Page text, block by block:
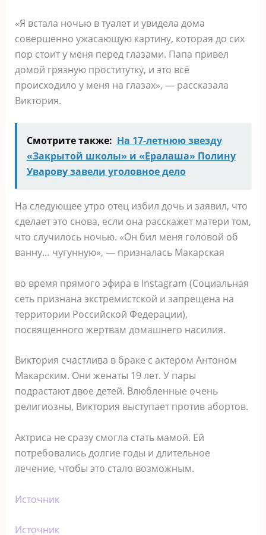
«Я встала ночью в туалет и увидела дома
совершенно ужасающую картину, которая до сих
пор стоит у меня перед глазами. Папа привел
домой грязную проститутку, и это всё
происходило у меня на глазах», — рассказала
Виктория.
Смотрите также: На 17-летнюю звезду
«Закрытой школы» и «Ералаша» Полину
Уварову завели уголовное дело
На следующее утро отец избил дочь и заявил, что
сделает это снова, если она расскажет матери том,
что случилось ночью. «Он бил меня головой об
ванну… чугунную», — призналась Макарская
во время прямого эфира в Instagram (Социальная
сеть признана экстремистской и запрещена на
территории Российской Федерации),
посвященного жертвам домашнего насилия.
Виктория счастлива в браке с актером Антоном
Макарским. Они женаты 19 лет. У пары
подрастают двое детей. Влюбленные очень
религиозны, Виктория выступает против абортов.
Актриса не сразу смогла стать мамой. Ей
потребовались долгие годы и длительное
лечение, чтобы это стало возможным.
Источник
Источник